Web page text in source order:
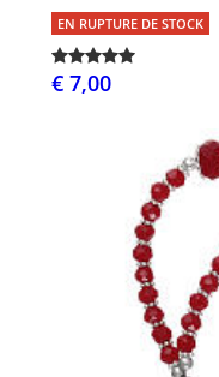
EN RUPTURE DE STOCK
€ 7,00